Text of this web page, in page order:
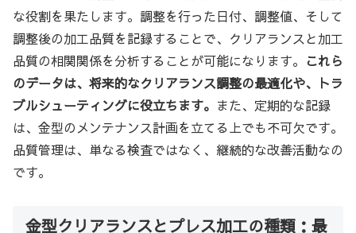
な役割を果たします。調整を行った日付、調整値、そして
調整後の加工品質を記録することで、クリアランスと加工
品質の相関関係を分析することが可能になります。 これら
のデータは、将来的なクリアランス調整の最適化や、トラ
ブルシューティングに役立ちます。 また、定期的な記録
は、金型のメンテナンス計画を立てる上でも不可欠です。
品質管理は、単なる検査ではなく、継続的な改善活動なの
です。
金型クリアランスとプレス加工の種類：最